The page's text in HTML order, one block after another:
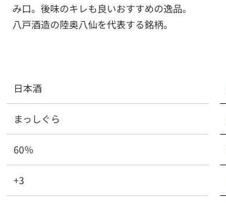
み口。後味のキレも良いおすすめの逸品。
八戸酒造の陸奥八仙を代表する銘柄。
日本酒
まっしぐら
60％
+3